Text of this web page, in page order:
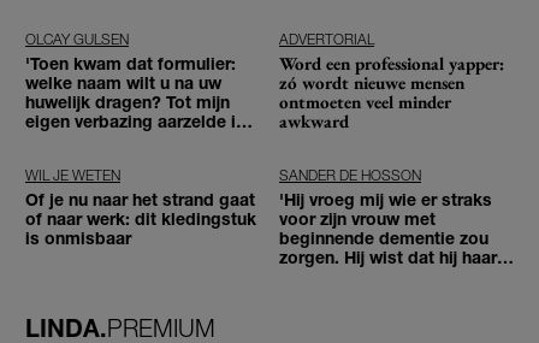
OLCAY GULSEN
'Toen kwam dat formulier:
welke naam wilt u na uw
huwelijk dragen? Tot mijn
eigen verbazing aarzelde ik
ADVERTORIAL
Word een professional yapper:
zó wordt nieuwe mensen
ontmoeten veel minder
awkward
WIL JE WETEN
Of je nu naar het strand gaat
of naar werk: dit kledingstuk
is onmisbaar
SANDER DE HOSSON
'Hij vroeg mij wie er straks
voor zijn vrouw met
beginnende dementie zou
zorgen. Hij wist dat hij haar
LINDA.PREMIUM